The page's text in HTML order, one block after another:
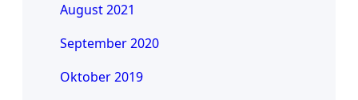
August 2021
September 2020
Oktober 2019